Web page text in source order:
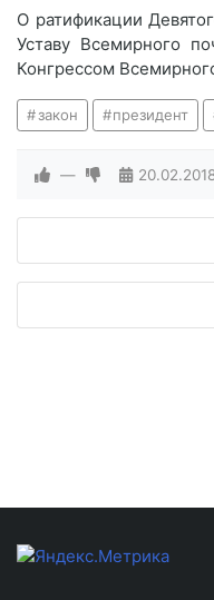
О ратификации
Уставу Всемирного
Конгрессом
закон президент
—